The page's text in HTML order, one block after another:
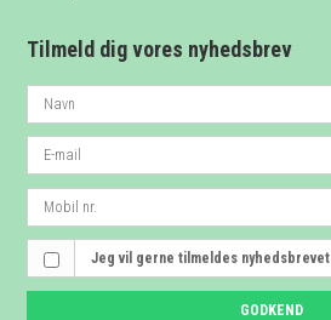
Tilmeld dig vores nyhedsbrev
Jeg vil gerne tilmeldes nyhedsbrevet
GODKEND